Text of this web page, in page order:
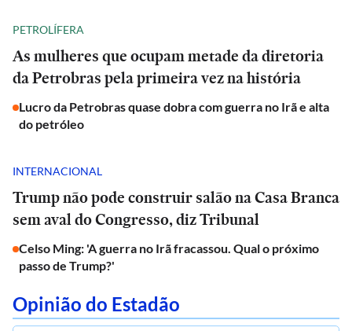
PETROLÍFERA
As mulheres que ocupam metade da diretoria
da Petrobras pela primeira vez na história
Lucro da Petrobras quase dobra com guerra no Irã e alta
do petróleo
INTERNACIONAL
Trump não pode construir salão na Casa Branca
sem aval do Congresso, diz Tribunal
Celso Ming: 'A guerra no Irã fracassou. Qual o próximo
passo de Trump?'
Opinião do Estadão